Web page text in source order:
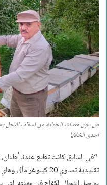
من دون معدات الحماية من لسعات النحل
احدى الخلايا
“في السابق كانت تطلع عندنا
تقليدية تساوي 20